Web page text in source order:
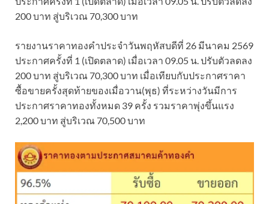
200 บาท สู่บริเวณ 70,300 บาท
รายงานราคาทองคําประจำวันพฤหัสบดีที่ 26 มีนาคม 2569
ประกาศครั้งที่ 1 (เปิดตลาด) เมื่อเวลา 09.05 น. ปรับตัวลดลง
200 บาท สู่บริเวณ 70,300 บาท เมื่อเทียบกับประกาศราคา
ซื้อขายครั้งสุดท้ายของเมื่อวาน(พุธ) ที่ระหว่างวันมีการ
ประกาศราคาทองทั้งหมด 39 ครั้ง รวมราคาพุ่งขึ้นแรง
2,200 บาท สู่บริเวณ 70,500 บาท